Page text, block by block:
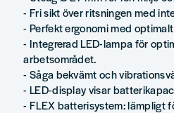
- Fri sikt över ritsningen med
- Perfekt ergonomi med
- Integrerad LED-lampa för
arbetsområdet.
- Såga bekvämt och
- LED-display visar
- FLEX batterisystem: lämpligt